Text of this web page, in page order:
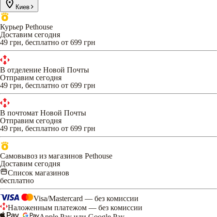
Киев
Курьер Pethouse
Доставим сегодня
49 грн, бесплатно от 699 грн
В отделение Новой Почты
Отправим сегодня
49 грн, бесплатно от 699 грн
В почтомат Новой Почты
Отправим сегодня
49 грн, бесплатно от 699 грн
Самовывоз из магазинов Pethouse
Доставим сегодня
Список магазинов
бесплатно
Visa/Mastercard — без комиссии
Наложенным платежом — без комиссии